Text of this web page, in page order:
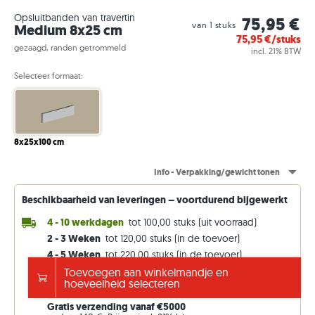
Opsluitbanden van travertin
Medium 8x25 cm
gezaagd, randen getrommeld
van 1 stuks 75,95 €
75,95€/stuks
incl. 21% BTW
Selecteer formaat:
8x25x100 cm
Info - Verpakking/gewicht tonen
Beschikbaarheid van leveringen – voortdurend bijgewerkt
4 - 10 werkdagen tot 100,00 stuks (uit voorraad)
2 - 3 Weken tot 120,00 stuks (in de toevoer)
4 - 5 Weken tot 220,00 stuks (in de toevoer)
8 - 9 Weken tot 260,00 stuks (in de toevoer)
14 - 15 Weken willekeurige stuks (af fabriek)
Gratis verzending vanaf €5000
Toevoegen aan winkelmandje en
hoeveelheid selecteren